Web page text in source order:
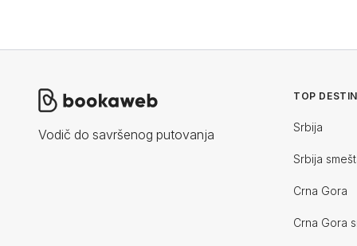
Vodič do savršenog putovanja
TOP
Srbija
Srbija
Crna Gora
Crna Gora